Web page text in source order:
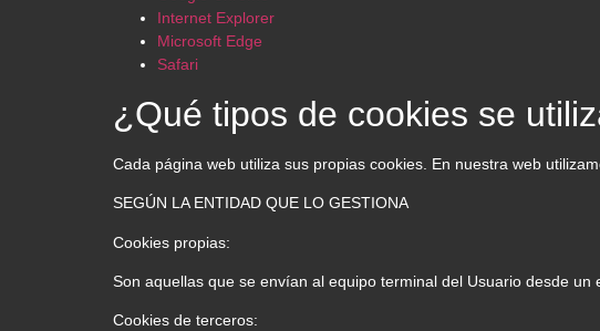
Internet Explorer
Microsoft Edge
Safari
¿Qué tipos de cookies se
Cada página web utiliza sus propias cookies. En nuestra web
SEGÚN LA ENTIDAD QUE LO GESTIONA
Cookies propias:
Son aquellas que se envían al equipo terminal del Usuario desde
Cookies de terceros: